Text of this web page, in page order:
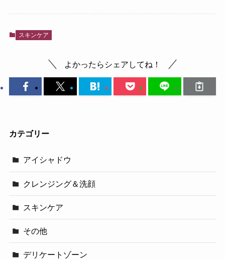
スキンケア
よかったらシェアしてね！
カテゴリー
アイシャドウ
クレンジング＆洗顔
スキンケア
その他
デリケートゾーン